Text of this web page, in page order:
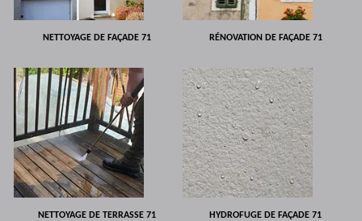
NETTOYAGE DE FAÇADE 71 RÉNOVATION DE FAÇADE 71
NETTOYAGE DE TERRASSE 71 HYDROFUGE DE FAÇADE 71